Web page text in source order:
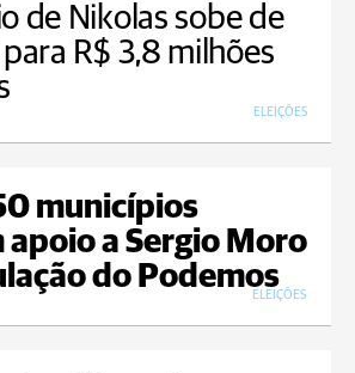
de Nikolas sobe de
R$ 3,8 milhões
ELEIÇÕES
municípios
a Sergio Moro
do Podemos
ELEIÇÕES